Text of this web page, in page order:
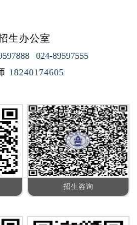
生办公室
024-89597555
18240174605
招生咨询